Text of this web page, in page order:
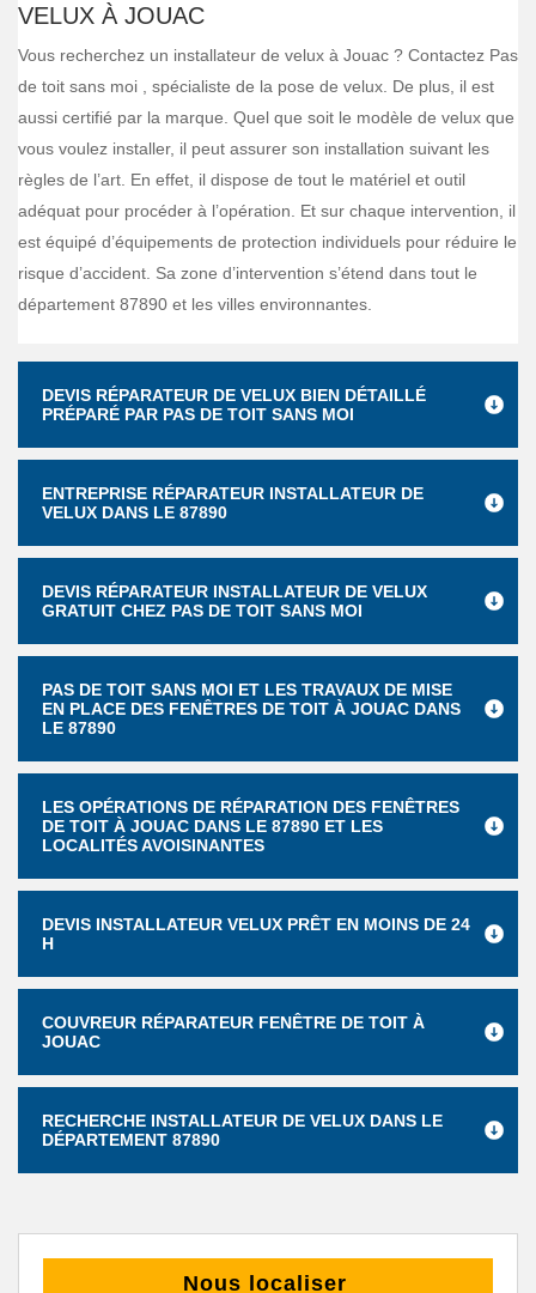
VELUX À JOUAC
Vous recherchez un installateur de velux à Jouac ? Contactez Pas
de toit sans moi , spécialiste de la pose de velux. De plus, il est
aussi certifié par la marque. Quel que soit le modèle de velux que
vous voulez installer, il peut assurer son installation suivant les
règles de l’art. En effet, il dispose de tout le matériel et outil
adéquat pour procéder à l’opération. Et sur chaque intervention, il
est équipé d’équipements de protection individuels pour réduire le
risque d’accident. Sa zone d’intervention s’étend dans tout le
département 87890 et les villes environnantes.
DEVIS RÉPARATEUR DE VELUX BIEN DÉTAILLÉ
PRÉPARÉ PAR PAS DE TOIT SANS MOI
ENTREPRISE RÉPARATEUR INSTALLATEUR DE
VELUX DANS LE 87890
DEVIS RÉPARATEUR INSTALLATEUR DE VELUX
GRATUIT CHEZ PAS DE TOIT SANS MOI
PAS DE TOIT SANS MOI ET LES TRAVAUX DE MISE
EN PLACE DES FENÊTRES DE TOIT À JOUAC DANS
LE 87890
LES OPÉRATIONS DE RÉPARATION DES FENÊTRES
DE TOIT À JOUAC DANS LE 87890 ET LES
LOCALITÉS AVOISINANTES
DEVIS INSTALLATEUR VELUX PRÊT EN MOINS DE 24
H
COUVREUR RÉPARATEUR FENÊTRE DE TOIT À
JOUAC
RECHERCHE INSTALLATEUR DE VELUX DANS LE
DÉPARTEMENT 87890
Nous localiser